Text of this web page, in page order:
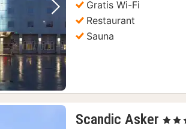
Volgende foto
Gratis Wi-Fi
Restaurant
Sauna
Scandic Asker 1
, 3